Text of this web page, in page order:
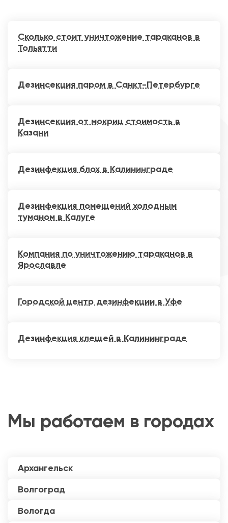
Сколько стоит уничтожение тараканов в
Тольятти
Дезинсекция паром в Санкт-Петербурге
Дезинсекция от мокриц стоимость в
Казани
Дезинфекция блох в Калининграде
Дезинфекция помещений холодным
туманом в Калуге
Компания по уничтожению тараканов в
Ярославле
Городской центр дезинфекции в Уфе
Дезинфекция клещей в Калининграде
Мы работаем в городах
Архангельск
Волгоград
Вологда